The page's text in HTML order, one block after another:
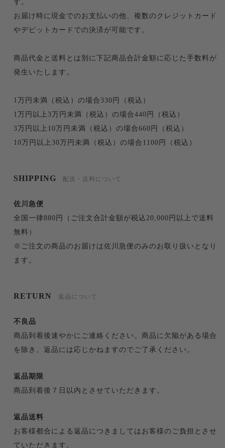
す。
お届け時に現金でのお支払いの他、複数のクレジットカード
やデビットカードでの決済が可能です。
商品代金と送料とは別に下記商品合計金額に応じた手数料が
発生いたします。
1万円未満（税込）の場合330円（税込）
1万円以上3万円未満（税込）の場合440円（税込）
3万円以上10万円未満（税込）の場合660円（税込）
10万円以上30万円未満（税込）の場合1100円（税込）
SHIPPING 配送・送料について
佐川急便
全国一律880円（ご注文合計金額が税込20,000円以上で送料
無料）
※ご注文の商品のお届けは佐川急便のみのお取り扱いとなり
ます。
RETURN 返品について
不良品
商品到着後速やかにご連絡ください。商品に欠陥がある場合
を除き、返品には応じかねますのでご了承ください。
返品期限
商品到着後７日以内とさせていただきます。
返品送料
お客様都合による返品につきましてはお客様のご負担とさせ
ていただきます。